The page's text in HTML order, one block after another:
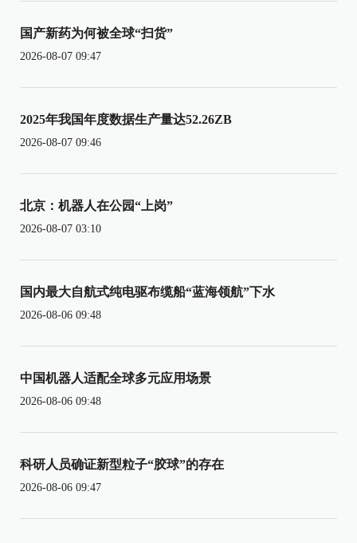
国产新药为何被全球“扫货”
2026-08-07 09:47
2025年我国年度数据生产量达52.26ZB
2026-08-07 09:46
北京：机器人在公园“上岗”
2026-08-07 03:10
国内最大自航式纯电驱布缆船“蓝海领航”下水
2026-08-06 09:48
中国机器人适配全球多元应用场景
2026-08-06 09:48
科研人员确证新型粒子“胶球”的存在
2026-08-06 09:47